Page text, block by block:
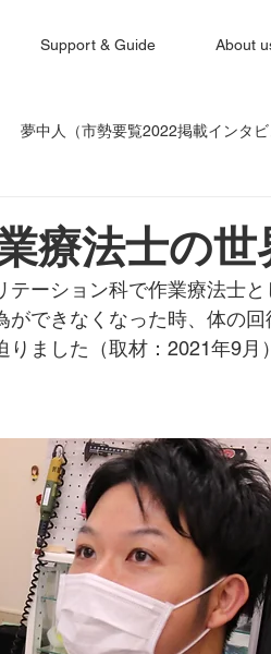
Support & Guide About
夢中人（市勢要覧2022掲載インタビ
ャンパスLIFE
療法士の世
ーション科で作業療法士と
できなくなった時、体の回
ました（取材：2021年9月